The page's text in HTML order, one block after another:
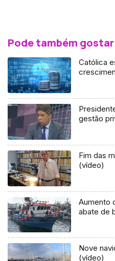
Pode também gostar
Católica
gestão
Fim das
(vídeo)
Aumento
abate de
Nove
(vídeo)